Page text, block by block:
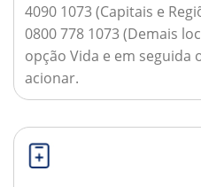
4090 1073 (Capitais e
0800 778 1073 (Demais
opção Vida e em seguida
acionar.